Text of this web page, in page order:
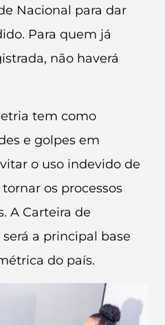
Nacional para dar
Para quem já
não haverá
tem como
e golpes em
o uso indevido de
os processos
A Carteira de
a principal base
do país.